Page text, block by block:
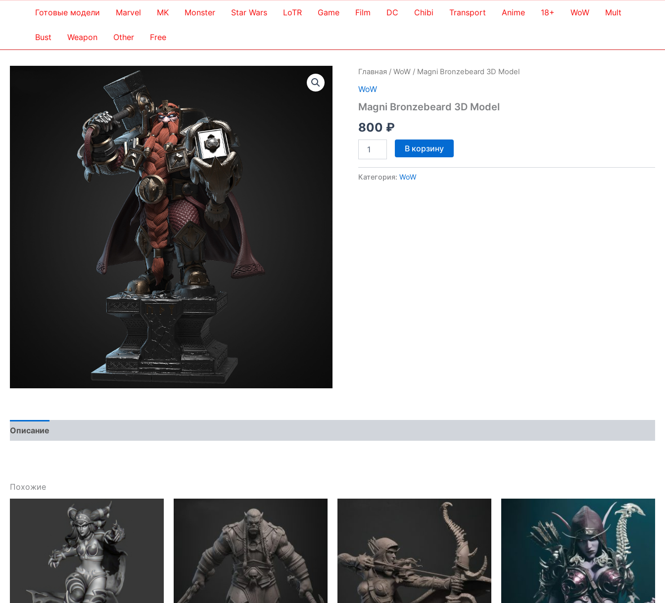
Готовые модели Marvel MK Monster Star Wars LoTR Game Film DC Chibi Transport Anime 18+ WoW Mult
Bust Weapon Other Free
Главная /WoW / Magni Bronzebeard 3D Model
WoW
Magni Bronzebeard 3D Model
800 ₽
Количество
товара
Bronzebeard
В корзину
Категория:WoW
Описание
Похожие